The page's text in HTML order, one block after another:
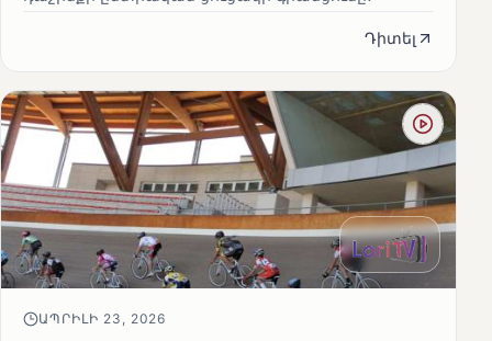
Դիտել
ԱՊՐԻԼԻ 23, 2026